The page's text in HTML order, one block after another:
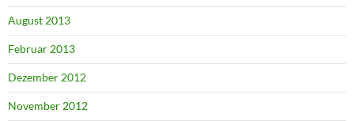
August 2013
Februar 2013
Dezember 2012
November 2012